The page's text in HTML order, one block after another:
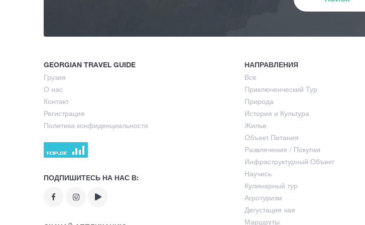
Жилье
НАПРАВЛЕНИЯ
Все
Приключенческий Тур
Природа
История и Культура
Жилье
Объект Питания
Развлечения / Покупки
Инфраструктурный Объект
Научись
Кулинарный тур
Агротуризм
Дегустация чая
Маршруты
GEORGIAN TRAVEL GUIDE
Грузия
О нас
Контакт
Регистрация
Политика конфиденциальности
ПОДПИШИТЕСЬ НА НАС В: